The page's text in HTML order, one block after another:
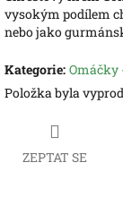
vysokým podílem
nebo jako
Kategorie: Omáčky
Položka byla
ZEPTAT SE